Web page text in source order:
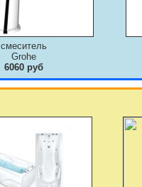
смеситель
Grohe
6060 руб